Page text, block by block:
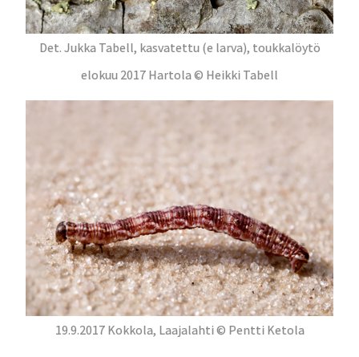
Det. Jukka Tabell, kasvatettu (e larva), toukkalöytö
elokuu 2017 Hartola © Heikki Tabell
19.9.2017 Kokkola, Laajalahti © Pentti Ketola